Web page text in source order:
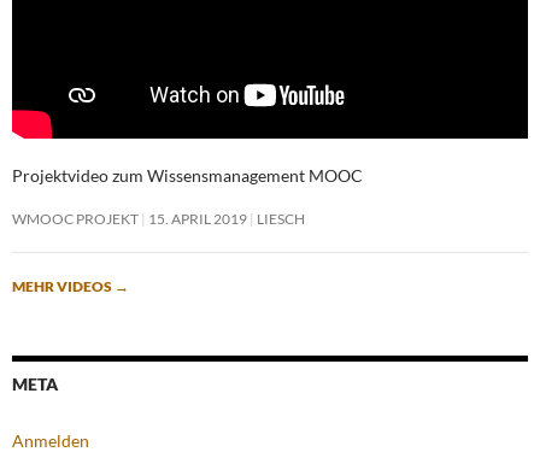
Projektvideo zum Wissensmanagement MOOC
WMOOC PROJEKT 15. APRIL 2019 LIESCH
MEHR VIDEOS →
META
Anmelden